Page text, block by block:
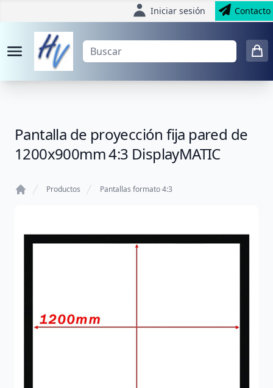
Iniciar sesión Contacto
Pantalla de proyección fija pared de
1200x900mm 4:3 DisplayMATIC
Productos Pantallas formato 4:3